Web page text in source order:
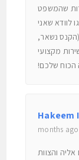
שהמשפט
לוודא שאני
נשאר,
מקצועי
הכוח שלכם!
Hakeem
אליה והצוות